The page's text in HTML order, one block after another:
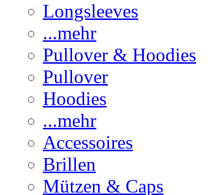
Longsleeves
...mehr
Pullover & Hoodies
Pullover
Hoodies
...mehr
Accessoires
Brillen
Mützen & Caps